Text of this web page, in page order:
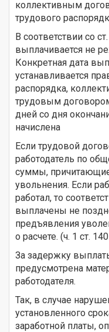
коллективным
трудового
В соответствии со
выплачивается не
Конкретная дата
устанавливается
распорядка,
трудовым
дней со дня
начислена
Если трудовой
работодатель по
суммы,
увольнения. Если
работал, то
выплачены не
предъявления
о расчете. (ч. 1 ст.
За задержку
предусмотрена
работодателя.
Так, в случае
установленного
заработной платы,